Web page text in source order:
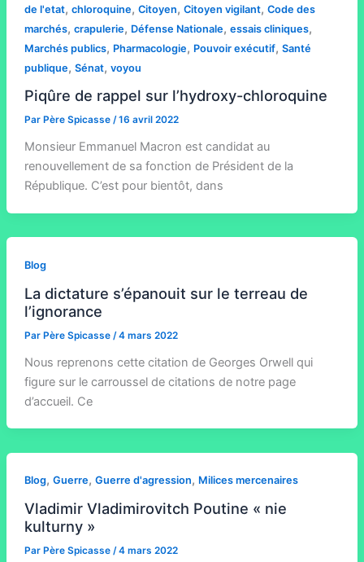
de l'etat, chloroquine, Citoyen, Citoyen vigilant, Code des
marchés, crapulerie, Défense Nationale, essais cliniques,
Marchés publics, Pharmacologie, Pouvoir exécutif, Santé
publique, Sénat, voyou
Piqûre de rappel sur l’hydroxy-chloroquine
Par Père Spicasse /16 avril 2022
Monsieur Emmanuel Macron est candidat au
renouvellement de sa fonction de Président de la
République. C’est pour bientôt, dans
Blog
La dictature s’épanouit sur le terreau de
l’ignorance
Par Père Spicasse /4 mars 2022
Nous reprenons cette citation de Georges Orwell qui
figure sur le carroussel de citations de notre page
d’accueil. Ce
Blog, Guerre, Guerre d'agression, Milices mercenaires
Vladimir Vladimirovitch Poutine « nie
kulturny »
Par Père Spicasse /4 mars 2022